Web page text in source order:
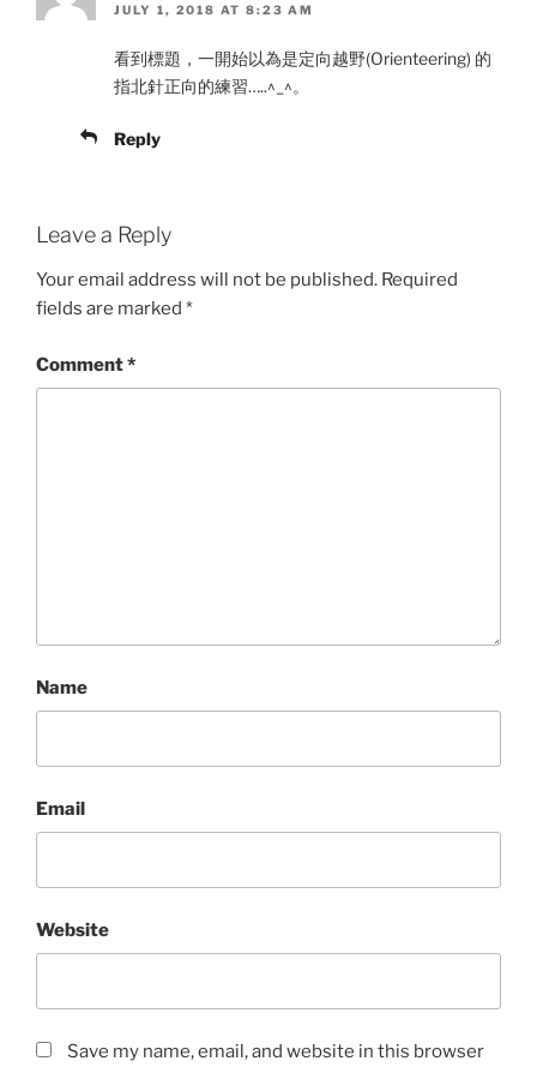
JULY 1, 2018 AT 8:23 AM
看到標題，一開始以為是定向越野(Orienteering) 的
指北針正向的練習…..^_^。
Reply
Leave a Reply
Your email address will not be published. Required
fields are marked *
Comment*
Name
Email
Website
Save my name, email, and website in this browser